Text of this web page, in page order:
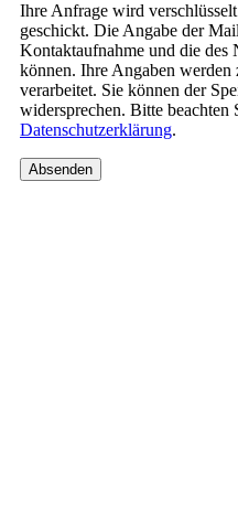
leave
this
field
empty.
Ihre Anfrage wird
geschickt. Die Angabe der
Kontaktaufnahme und die des
können. Ihre Angaben
verarbeitet. Sie können der
widersprechen. Bitte beachten
Datenschutzerklärung.
Absenden